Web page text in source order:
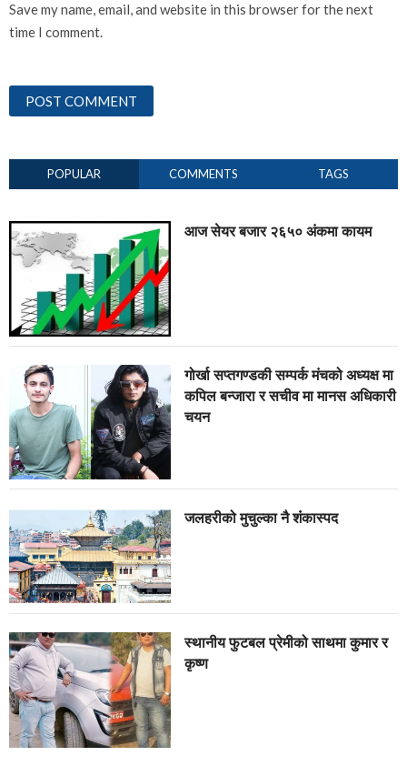
Save my name, email, and website in this browser for the next
time I comment.
POPULAR COMMENTS TAGS
आज सेयर बजार २६५० अंकमा कायम
गोर्खा सप्तगण्डकी सम्पर्क मंचको अध्यक्ष मा
कपिल बन्जारा र सचीव मा मानस अधिकारी
चयन
जलहरीको मुचुल्का नै शंंकास्पद
स्थानीय फुटबल प्रेमीको साथमा कुमार र
कृष्ण